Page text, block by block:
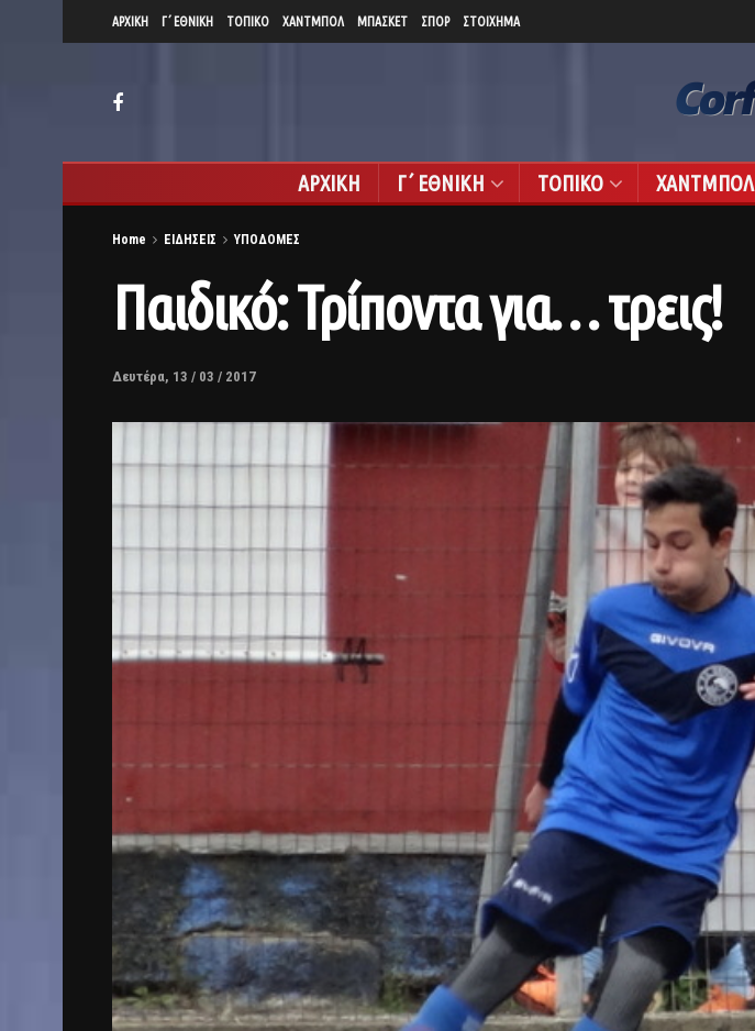
ΑΡΧΙΚΗ Γ΄ ΕΘΝΙΚΗ ΤΟΠΙΚΟ ΧΑΝΤΜΠΟΛ ΜΠΑΣΚΕΤ ΣΠΟΡ ΣΤΟΙΧΗΜΑ
ΑΡΧΙΚΗ Γ΄ ΕΘΝΙΚΗ ΤΟΠΙΚΟ ΧΑΝΤΜΠΟΛ
Home ΕΙΔΗΣΕΙΣ ΥΠΟΔΟΜΕΣ
Παιδικό: Τρίποντα για… τρεις!
Δευτέρα, 13 / 03 / 2017